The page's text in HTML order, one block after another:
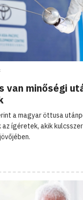
van minőségi
a magyar öttusa
az ígéretek, akik